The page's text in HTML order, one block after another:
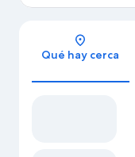
Qué hay cerca